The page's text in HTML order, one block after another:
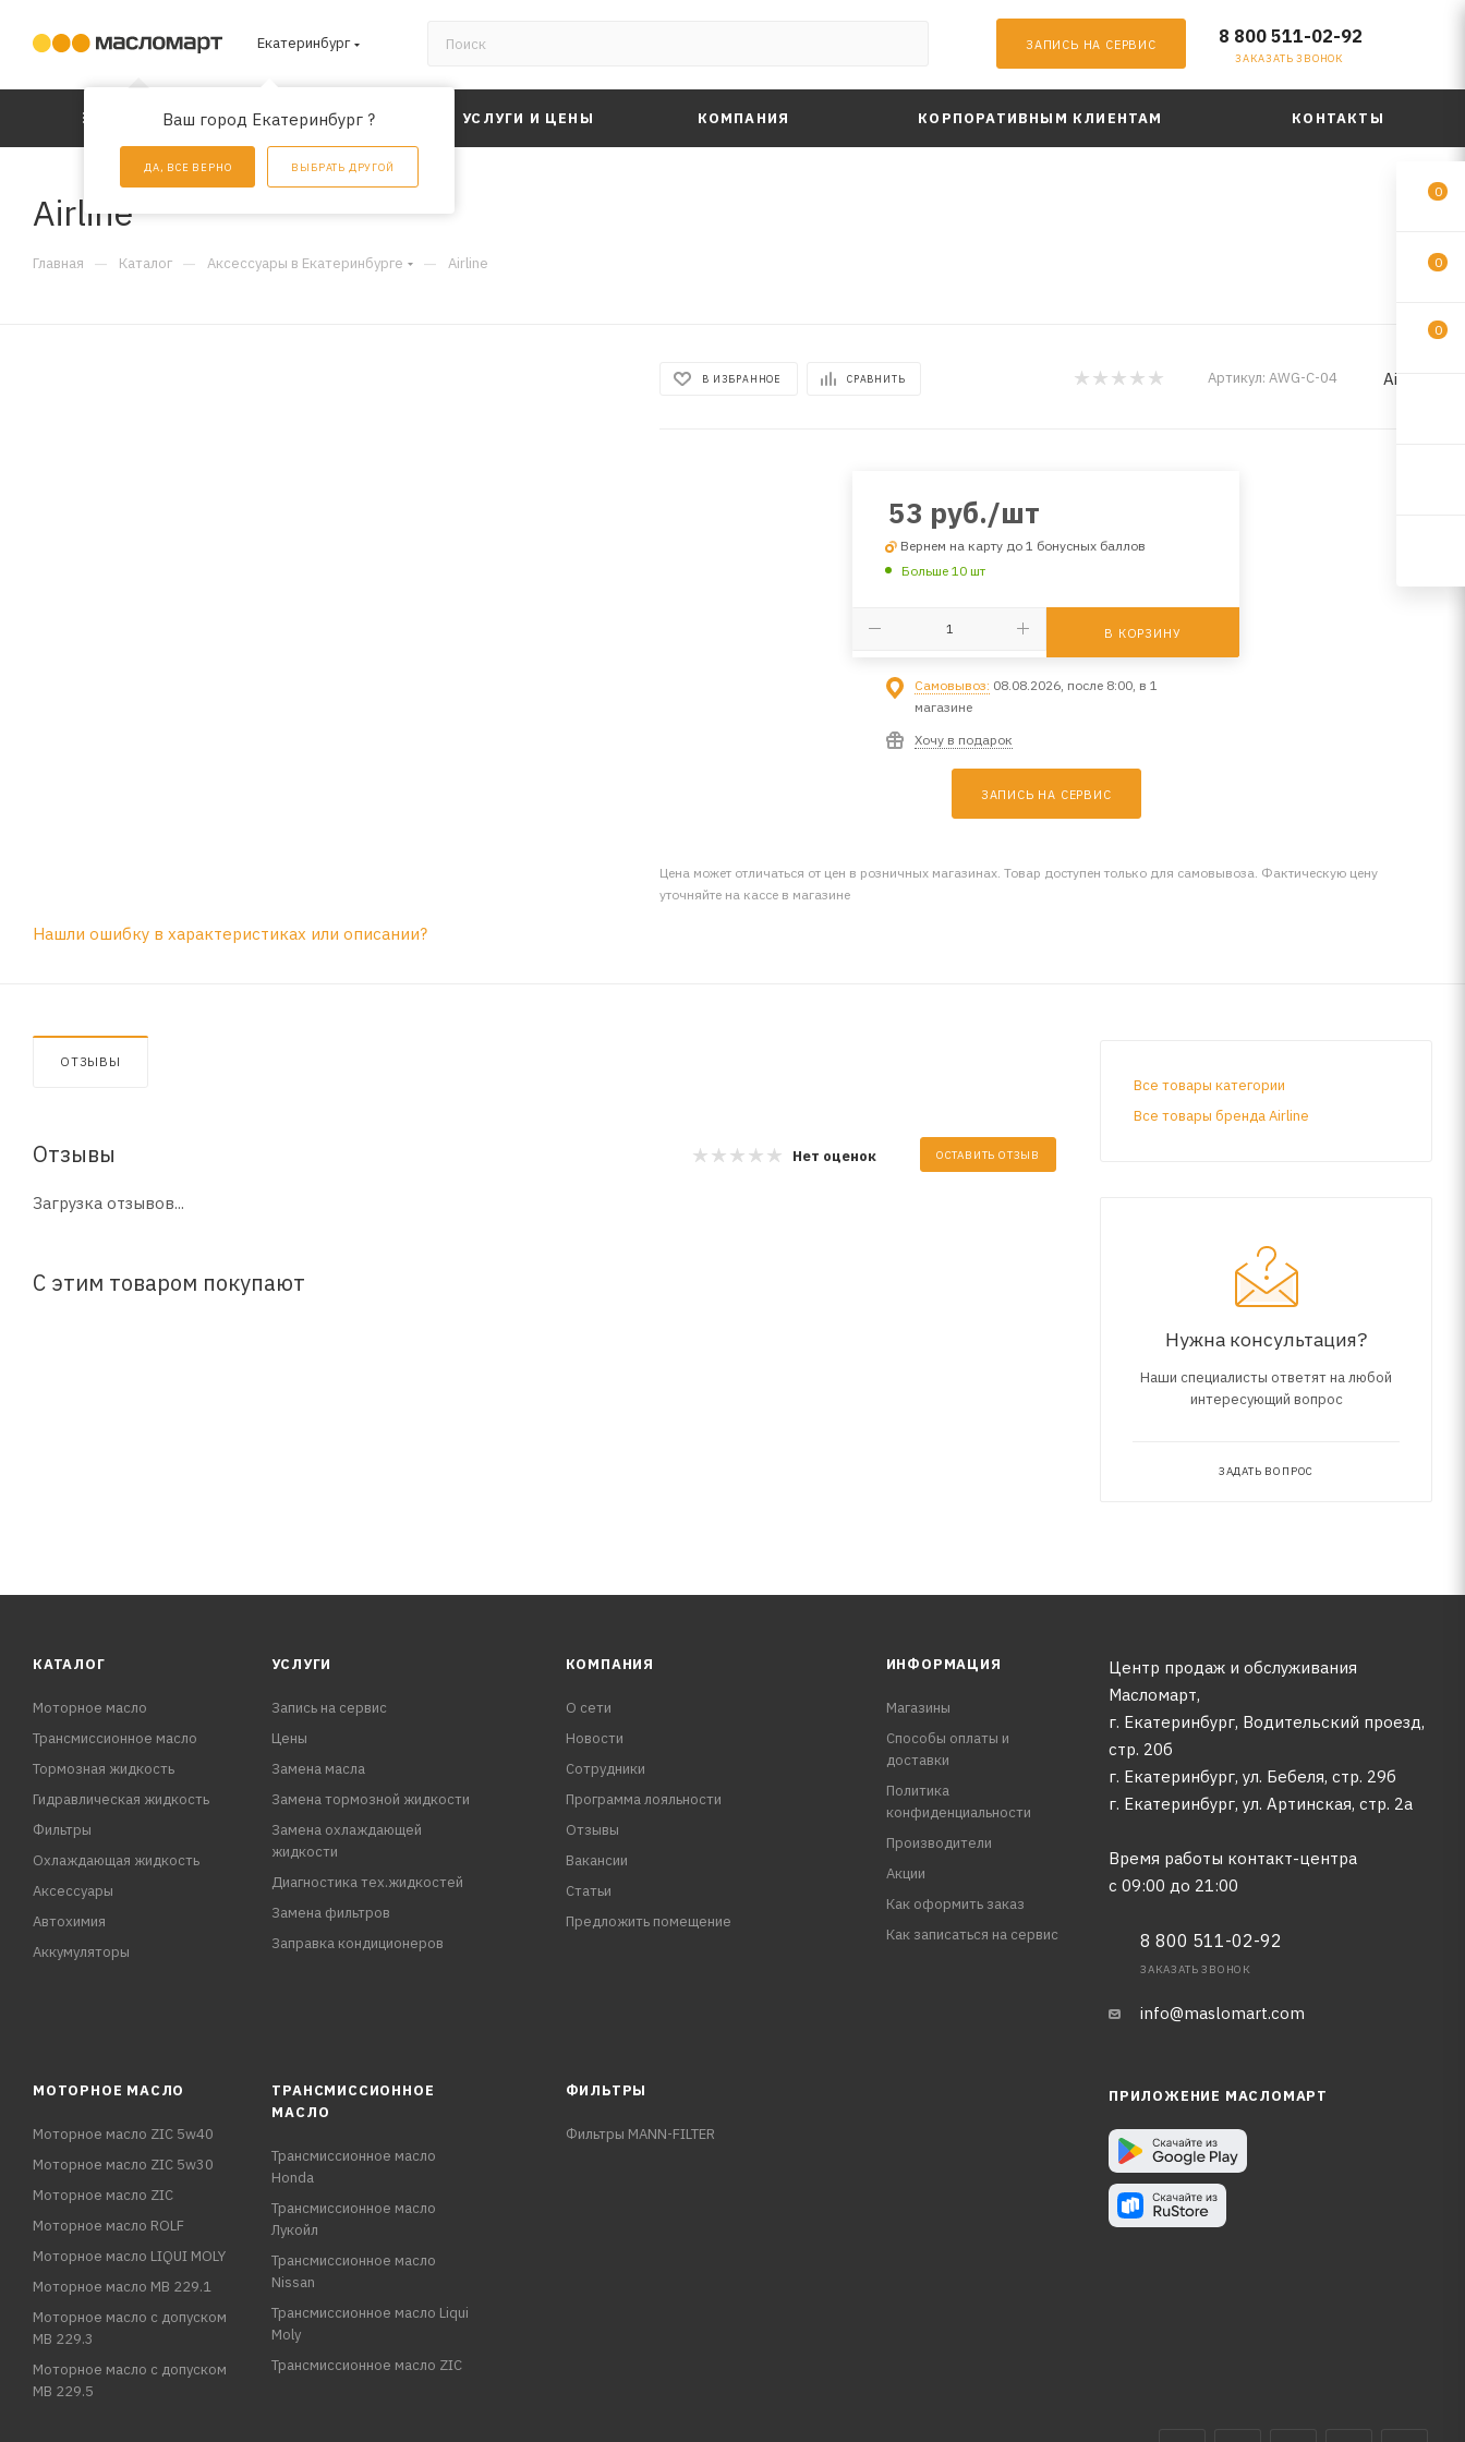
Екатеринбург
Ваш город Екатеринбург ?
ДА, ВСЕ ВЕРНО ВЫБРАТЬ ДРУГОЙ
ЗАПИСЬ НА СЕРВИС 8 800 511-02-92
ЗАКАЗАТЬ ЗВОНОК
КАТАЛОГ АКЦИИ УСЛУГИ И ЦЕНЫ КОМПАНИЯ КОРПОРАТИВНЫМ КЛИЕНТАМ КОНТАКТЫ
Airline
Главная — Каталог — Аксессуары в Екатеринбурге — Airline
В ИЗБРАННОЕ СРАВНИТЬ Артикул: AWG-C-04 Airline
53 руб./шт
Вернем на карту до 1 бонусных баллов
Больше 10 шт
В КОРЗИНУ
Самовывоз: 08.08.2026, после 8:00, в 1
магазине
Хочу в подарок
ЗАПИСЬ НА СЕРВИС
Цена может отличаться от цен в розничных магазинах. Товар доступен только для самовывоза. Фактическую цену
уточняйте на кассе в магазине
Нашли ошибку в характеристиках или описании?
ОТЗЫВЫ
Отзывы Нет оценок ОСТАВИТЬ ОТЗЫВ
Загрузка отзывов...
С этим товаром покупают
Все товары категории
Все товары бренда Airline
Нужна консультация?
Наши специалисты ответят на любой
интересующий вопрос
ЗАДАТЬ ВОПРОС
КАТАЛОГ
Моторное масло
Трансмиссионное масло
Тормозная жидкость
Гидравлическая жидкость
Фильтры
Охлаждающая жидкость
Аксессуары
Автохимия
Аккумуляторы
УСЛУГИ
Запись на сервис
Цены
Замена масла
Замена тормозной жидкости
Замена охлаждающей
жидкости
Диагностика тех.жидкостей
Замена фильтров
Заправка кондиционеров
КОМПАНИЯ
О сети
Новости
Сотрудники
Программа лояльности
Отзывы
Вакансии
Статьи
Предложить помещение
ИНФОРМАЦИЯ
Магазины
Способы оплаты и
доставки
Политика
конфиденциальности
Производители
Акции
Как оформить заказ
Как записаться на сервис
Центр продаж и обслуживания
Масломарт,
г. Екатеринбург, Водительский проезд,
стр. 20б
г. Екатеринбург, ул. Бебеля, стр. 29б
г. Екатеринбург, ул. Артинская, стр. 2а
Время работы контакт-центра
с 09:00 до 21:00
8 800 511-02-92
ЗАКАЗАТЬ ЗВОНОК
info@maslomart.com
МОТОРНОЕ МАСЛО
Моторное масло ZIC 5w40
Моторное масло ZIC 5w30
Моторное масло ZIC
Моторное масло ROLF
Моторное масло LIQUI MOLY
Моторное масло MB 229.1
Моторное масло с допуском
MB 229.3
Моторное масло с допуском
MB 229.5
ТРАНСМИССИОННОЕ
МАСЛО
Трансмиссионное масло
Honda
Трансмиссионное масло
Лукойл
Трансмиссионное масло
Nissan
Трансмиссионное масло Liqui
Moly
Трансмиссионное масло ZIC
ФИЛЬТРЫ
Фильтры MANN-FILTER
ПРИЛОЖЕНИЕ МАСЛОМАРТ
0
0
0